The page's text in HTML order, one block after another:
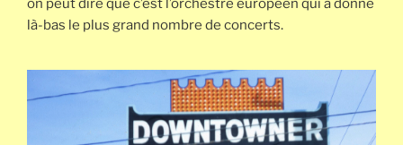
on peut dire que c’est l’orchestre européen qui a donné
là-bas le plus grand nombre de concerts.